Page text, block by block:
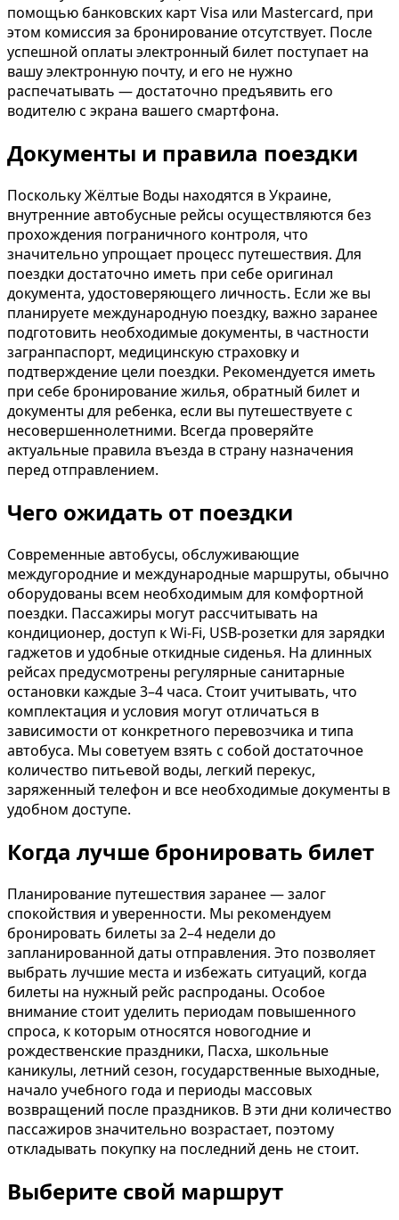
помощью банковских карт Visa или Mastercard, при
этом комиссия за бронирование отсутствует. После
успешной оплаты электронный билет поступает на
вашу электронную почту, и его не нужно
распечатывать — достаточно предъявить его
водителю с экрана вашего смартфона.
Документы и правила поездки
Поскольку Жёлтые Воды находятся в Украине,
внутренние автобусные рейсы осуществляются без
прохождения пограничного контроля, что
значительно упрощает процесс путешествия. Для
поездки достаточно иметь при себе оригинал
документа, удостоверяющего личность. Если же вы
планируете международную поездку, важно заранее
подготовить необходимые документы, в частности
загранпаспорт, медицинскую страховку и
подтверждение цели поездки. Рекомендуется иметь
при себе бронирование жилья, обратный билет и
документы для ребенка, если вы путешествуете с
несовершеннолетними. Всегда проверяйте
актуальные правила въезда в страну назначения
перед отправлением.
Чего ожидать от поездки
Современные автобусы, обслуживающие
междугородние и международные маршруты, обычно
оборудованы всем необходимым для комфортной
поездки. Пассажиры могут рассчитывать на
кондиционер, доступ к Wi-Fi, USB-розетки для зарядки
гаджетов и удобные откидные сиденья. На длинных
рейсах предусмотрены регулярные санитарные
остановки каждые 3–4 часа. Стоит учитывать, что
комплектация и условия могут отличаться в
зависимости от конкретного перевозчика и типа
автобуса. Мы советуем взять с собой достаточное
количество питьевой воды, легкий перекус,
заряженный телефон и все необходимые документы в
удобном доступе.
Когда лучше бронировать билет
Планирование путешествия заранее — залог
спокойствия и уверенности. Мы рекомендуем
бронировать билеты за 2–4 недели до
запланированной даты отправления. Это позволяет
выбрать лучшие места и избежать ситуаций, когда
билеты на нужный рейс распроданы. Особое
внимание стоит уделить периодам повышенного
спроса, к которым относятся новогодние и
рождественские праздники, Пасха, школьные
каникулы, летний сезон, государственные выходные,
начало учебного года и периоды массовых
возвращений после праздников. В эти дни количество
пассажиров значительно возрастает, поэтому
откладывать покупку на последний день не стоит.
Выберите свой маршрут